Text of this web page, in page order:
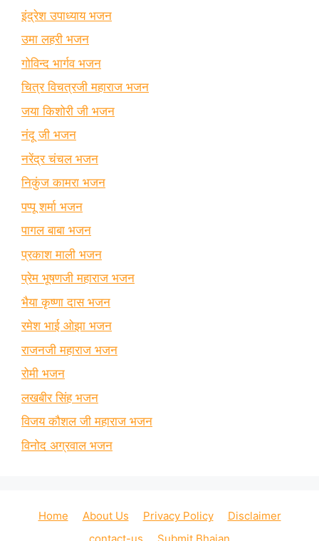
इंद्रेश उपाध्याय भजन
उमा लहरी भजन
गोविन्द भार्गव भजन
चित्र विचत्रजी महाराज भजन
जया किशोरी जी भजन
नंदू जी भजन
नरेंद्र चंचल भजन
निकुंज कामरा भजन
पप्पू शर्मा भजन
पागल बाबा भजन
प्रकाश माली भजन
प्रेम भूषणजी महाराज भजन
भैया कृष्णा दास भजन
रमेश भाई ओझा भजन
राजनजी महाराज भजन
रोमी भजन
लखबीर सिंह भजन
विजय कौशल जी महाराज भजन
विनोद अग्रवाल भजन
Home About Us Privacy Policy
Disclaimer